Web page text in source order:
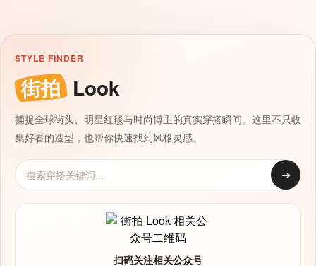
STYLE FINDER
街拍 Look
捕捉全球街头、明星红毯与时尚博主的真实穿搭瞬间。这里不只收
集好看的造型，也帮你快速找到风格灵感。
➔
扫码关注相关公众号